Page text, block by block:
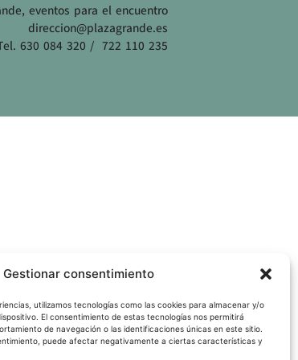
Gestionar consentimiento
utilizamos tecnologías como las cookies para almacenar y/o
El consentimiento de estas tecnologías nos permitirá
de navegación o las identificaciones únicas en este sitio.
puede afectar negativamente a ciertas características y
eventos para el encuentro
direccion@plazagrande.es
630 084 320 / 722 110 235